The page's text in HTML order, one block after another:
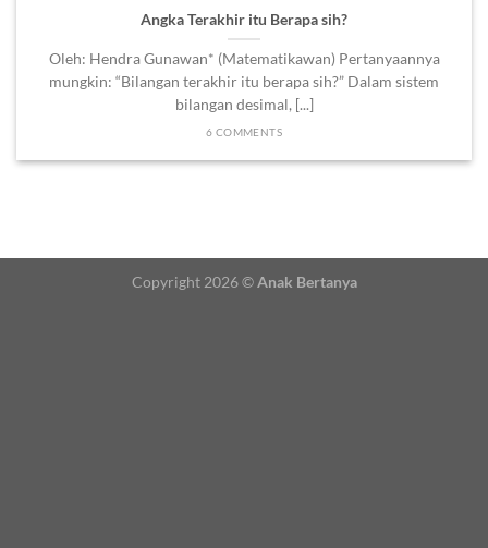
Angka Terakhir itu Berapa sih?
Oleh: Hendra Gunawan* (Matematikawan) Pertanyaannya
mungkin: “Bilangan terakhir itu berapa sih?” Dalam sistem
bilangan desimal, [...]
6 COMMENTS
Copyright 2026 ©Anak Bertanya